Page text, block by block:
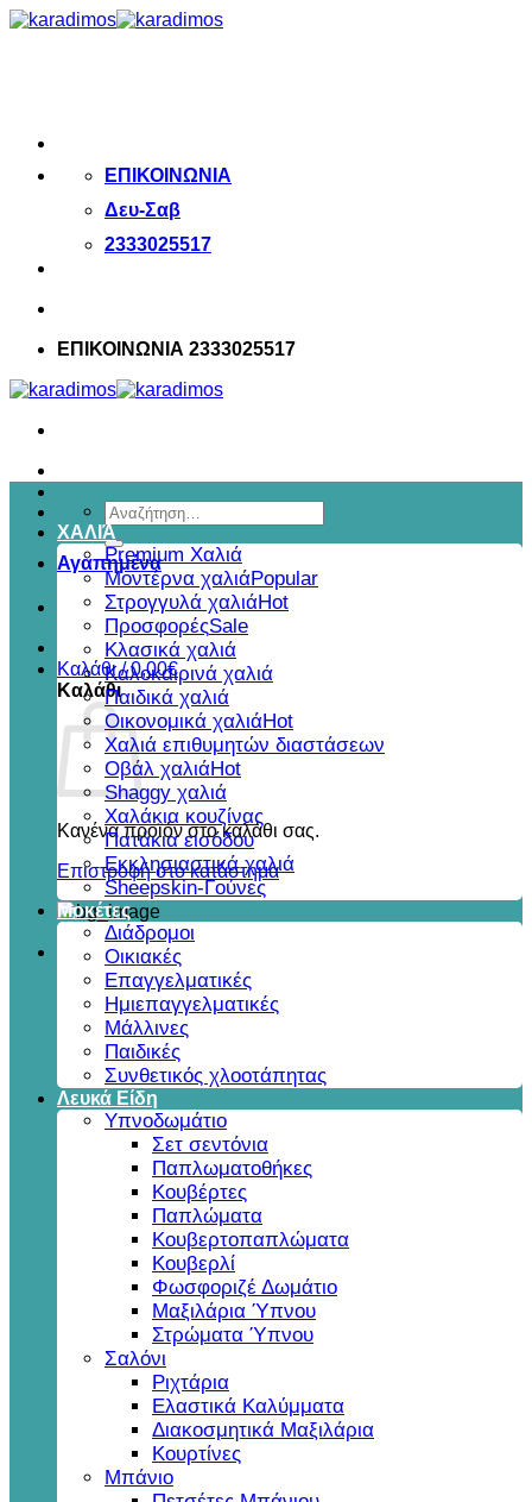
Μετάβαση
ΕΠΙΚΟΙΝΩΝΙΑ
Δευ-Σαβ
2333025517
ΕΠΙΚΟΙΝΩΝΙΑ 2333025517
Αναζήτηση
για:
Αγαπημένα
Καλάθι /0,00€
Καλάθι
Κανένα προϊόν στο καλάθι σας.
Επιστροφή στο κατάστημα
ΧΑΛΙΆ
Premium Χαλιά
Μοντέρνα χαλιά
Στρογγυλά χαλιά
Προσφορές
Κλασικά χαλιά
Καλοκαιρινά χαλιά
Παιδικά χαλιά
Οικονομικά χαλιά
Χαλιά επιθυμητών διαστάσεων
Οβάλ χαλιά
Shaggy χαλιά
Χαλάκια κουζίνας
Πατάκια εισόδου
Εκκλησιαστικά χαλιά
Sheepskin-Γούνες
Μοκέτες
Διάδρομοι
Οικιακές
Επαγγελματικές
Ημιεπαγγελματικές
Μάλλινες
Παιδικές
Συνθετικός χλοοτάπητας
Λευκά Είδη
Υπνοδωμάτιο
Σετ σεντόνια
Παπλωματοθήκες
Κουβέρτες
Παπλώματα
Κουβερτοπαπλώματα
Κουβερλί
Φωσφοριζέ Δωμάτιο
Μαξιλάρια Ύπνου
Στρώματα Ύπνου
Σαλόνι
Ριχτάρια
Ελαστικά Καλύμματα
Διακοσμητικά Μαξιλάρια
Κουρτίνες
Μπάνιο